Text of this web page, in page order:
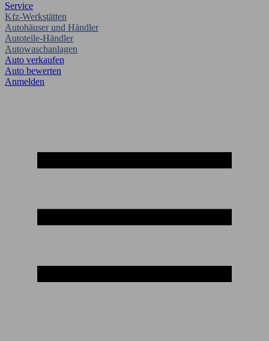
Service
Kfz-Werkstätten
Autohäuser und Händler
Autoteile-Händler
Autowaschanlagen
Auto verkaufen
Auto bewerten
Anmelden